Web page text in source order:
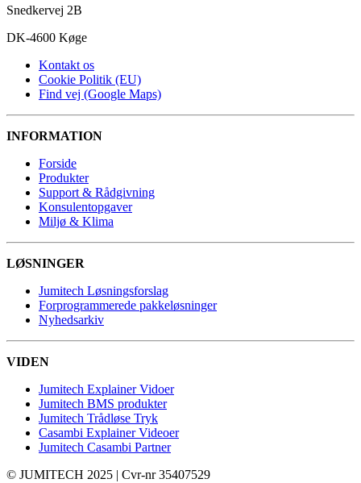
Snedkervej 2B
DK-4600 Køge
Kontakt os
Cookie Politik (EU)
Find vej (Google Maps)
INFORMATION
Forside
Produkter
Support & Rådgivning
Konsulentopgaver
Miljø & Klima
LØSNINGER
Jumitech Løsningsforslag
Forprogrammerede pakkeløsninger
Nyhedsarkiv
VIDEN
Jumitech Explainer Vidoer
Jumitech BMS produkter
Jumitech Trådløse Tryk
Casambi Explainer Videoer
Jumitech Casambi Partner
© JUMITECH 2025 | Cvr-nr 35407529